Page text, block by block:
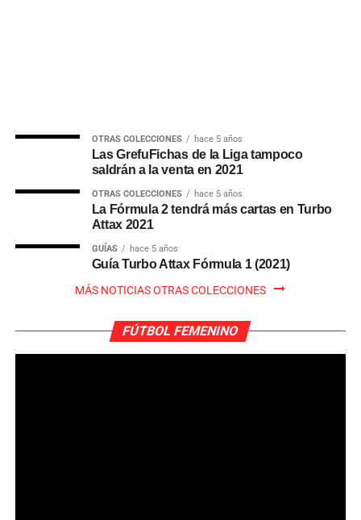
OTRAS COLECCIONES hace 5 años
Las GrefuFichas de la Liga tampoco
saldrán a la venta en 2021
OTRAS COLECCIONES hace 5 años
La Fórmula 2 tendrá más cartas en Turbo
Attax 2021
GUÍAS hace 5 años
Guía Turbo Attax Fórmula 1 (2021)
MÁS NOTICIAS OTRAS COLECCIONES
FÚTBOL FEMENINO